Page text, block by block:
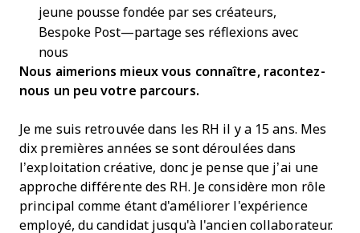
jeune pousse fondée par ses créateurs,
Bespoke Post—partage ses réflexions avec
nous
Nous aimerions mieux vous connaître, racontez-
nous un peu votre parcours.
Je me suis retrouvée dans les RH il y a 15 ans. Mes
dix premières années se sont déroulées dans
l’exploitation créative, donc je pense que j’ai une
approche différente des RH. Je considère mon rôle
principal comme étant d'améliorer l'expérience
employé, du candidat jusqu'à l'ancien collaborateur.